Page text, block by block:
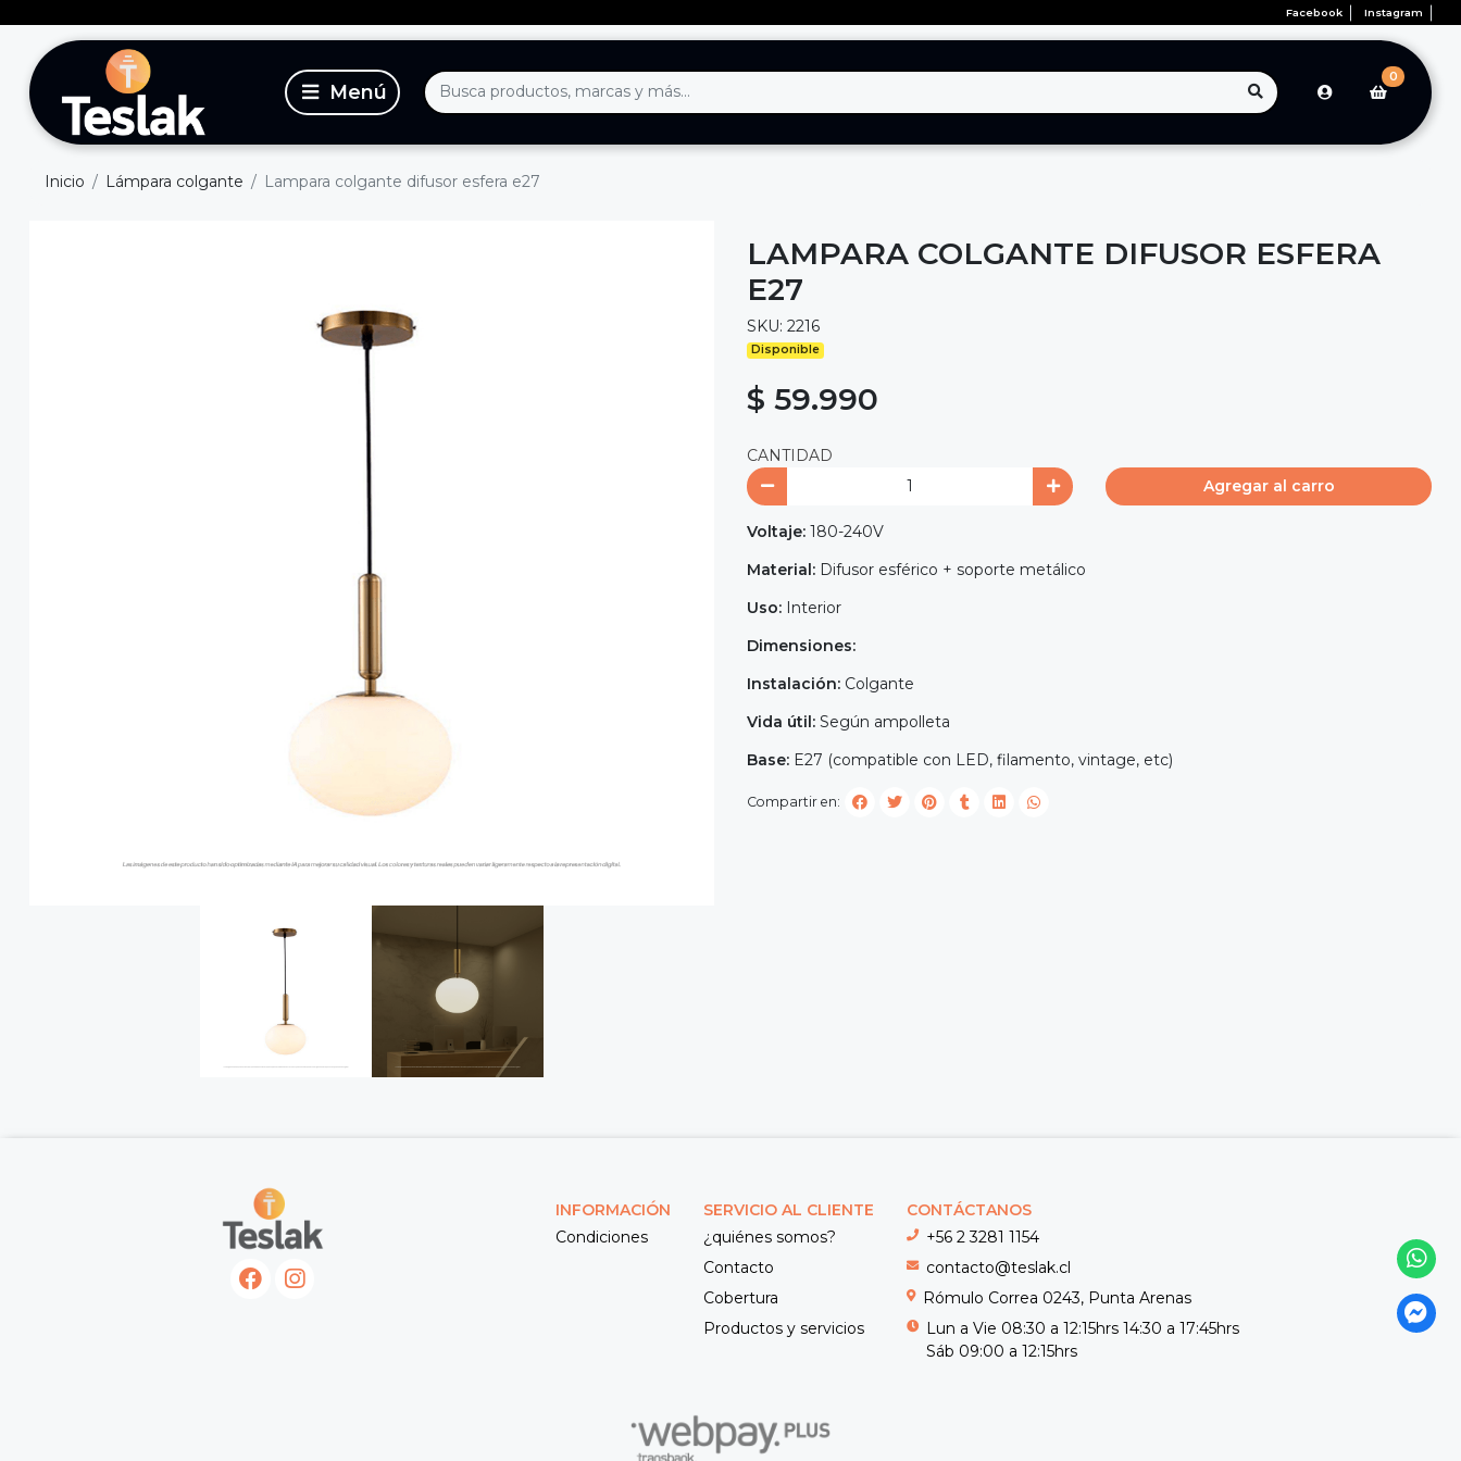
Facebook Instagram
0
Inicio Lámpara colgante Lampara colgante difusor esfera e27
LAMPARA COLGANTE DIFUSOR ESFERA
E27
SKU: 2216
Disponible
$ 59.990
CANTIDAD
Agregar al carro
Voltaje: 180-240V
Material: Difusor esférico + soporte metálico
Uso: Interior
Dimensiones:
Instalación: Colgante
Vida útil: Según ampolleta
Base: E27 (compatible con LED, filamento, vintage, etc)
Compartir en:
INFORMACIÓN
Condiciones
SERVICIO AL CLIENTE
¿quiénes somos?
Contacto
Cobertura
Productos y servicios
CONTÁCTANOS
+56 2 3281 1154
contacto@teslak.cl
Rómulo Correa 0243, Punta Arenas
Lun a Vie 08:30 a 12:15hrs 14:30 a 17:45hrs
Sáb 09:00 a 12:15hrs